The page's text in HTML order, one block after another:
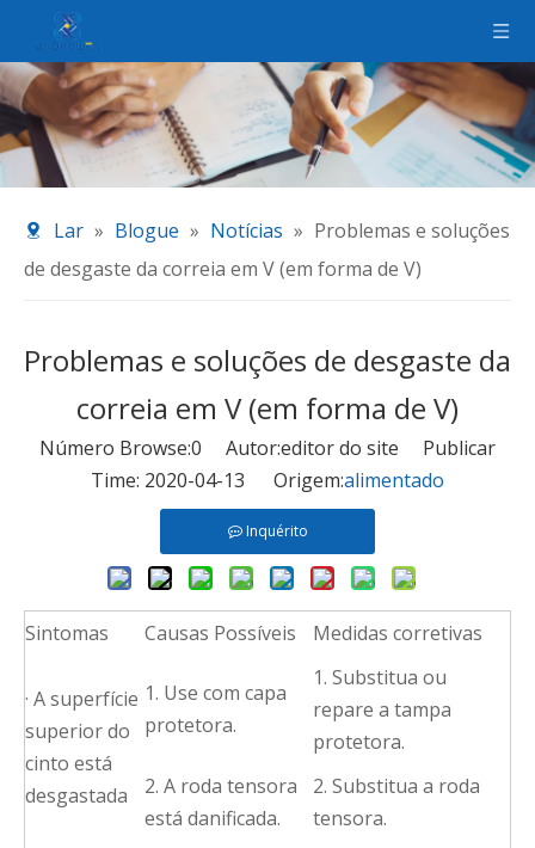
Lar » Blogue » Notícias » Problemas e soluções
de desgaste da correia em V (em forma de V)
Problemas e soluções de desgaste da
correia em V (em forma de V)
Número Browse:0 Autor:editor do site Publicar
Time: 2020-04-13 Origem:alimentado
Inquérito
Sintomas Causas Possíveis Medidas corretivas
· A superfície
superior do
cinto está
desgastada
1. Use com capa
protetora.
1. Substitua ou
repare a tampa
protetora.
2. A roda tensora
está danificada.
2. Substitua a roda
tensora.